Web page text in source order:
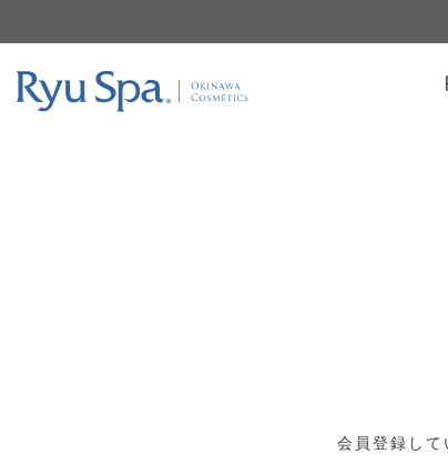
会員登録して